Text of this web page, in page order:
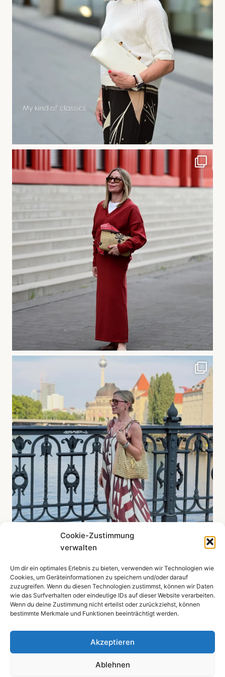
Cookie-Zustimmung
verwalten
Um dir ein optimales Erlebnis zu bieten, verwenden wir Technologien wie
Cookies, um Geräteinformationen zu speichern und/oder darauf
zuzugreifen. Wenn du diesen Technologien zustimmst, können wir Daten
wie das Surfverhalten oder eindeutige IDs auf dieser Website verarbeiten.
Wenn du deine Zustimmung nicht erteilst oder zurückziehst, können
bestimmte Merkmale und Funktionen beeinträchtigt werden.
Akzeptieren
Ablehnen
Mehr zeigen ...
Datenschutzerklärung